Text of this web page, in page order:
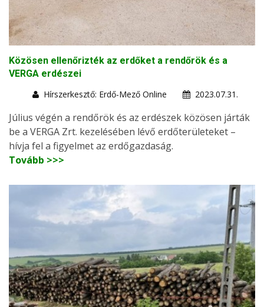
Közösen ellenőrizték az erdőket a rendőrök és a
VERGA erdészei
Hírszerkesztő: Erdő-Mező Online
2023.07.31.
Július végén a rendőrök és az erdészek közösen járták
be a VERGA Zrt. kezelésében lévő erdőterületeket –
hívja fel a figyelmet az erdőgazdaság.
Tovább >>>